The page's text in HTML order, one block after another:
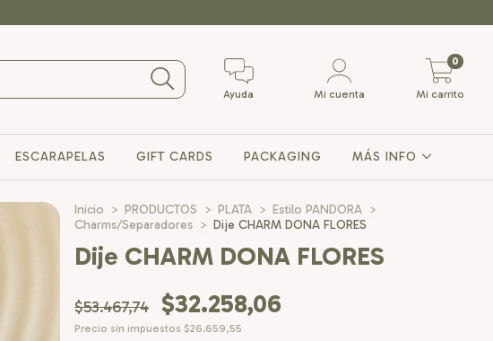
Ayuda Mi cuenta Mi carrito
0
ESCARAPELAS GIFT CARDS PACKAGING MÁS INFO
Inicio > PRODUCTOS > PLATA > Estilo PANDORA >
Charms/Separadores > Dije CHARM DONA FLORES
Dije CHARM DONA FLORES
$53.467,74 $32.258,06
Precio sin impuestos $26.659,55